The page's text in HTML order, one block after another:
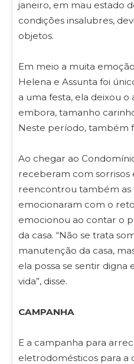
janeiro, em mau estado
condições insalubres,
objetos.
Em meio a muita
Helena e Assunta foi
a uma festa, ela deixou o
embora, tamanho
Neste período, também
Ao chegar ao
receberam com sorrisos
reencontrou também as
emocionaram com o
emocionou ao contar o
da casa. “Não se trata
manutenção da casa,
ela possa se sentir digna
vida”, disse.
CAMPANHA
E a campanha para
eletrodomésticos para a